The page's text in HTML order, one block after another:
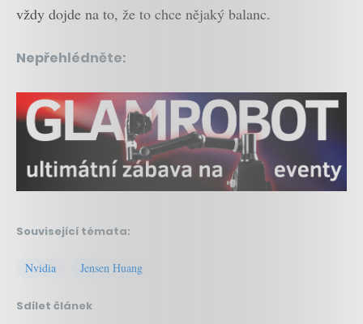
vždy dojde na to, že to chce nějaký balanc.
Nepřehlédněte:
Související témata:
Nvidia Jensen Huang
Sdílet článek